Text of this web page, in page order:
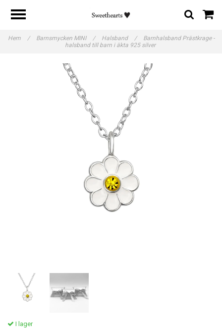
Hem / Barnsmycken MINI / Halsband /
Barnhalsband Prästkrage -
halsband till barn i äkta 925 silver
I lager